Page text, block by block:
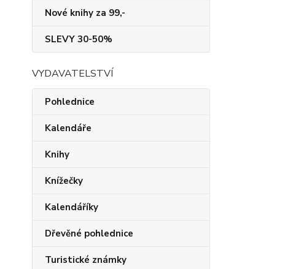
Nové knihy za 99,-
SLEVY 30-50%
VYDAVATELSTVÍ
Pohlednice
Kalendáře
Knihy
Knížečky
Kalendáříky
Dřevěné pohlednice
Turistické známky